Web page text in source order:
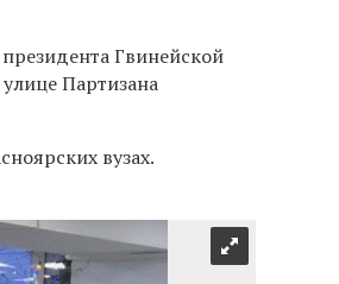
Гвинейской
Партизана
вузах.